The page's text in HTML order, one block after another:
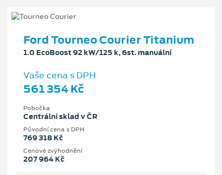
Ford Tourneo Courier Titanium
1.0 EcoBoost 92 kW/125 k, 6st. manuální
Vaše cena s DPH
561 354 Kč
Pobočka
Centrální sklad v ČR
Původní cena s DPH
769 318 Kč
Cenové zvýhodnění
207 964 Kč